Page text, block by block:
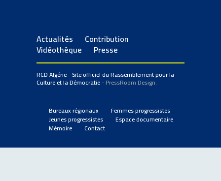
Actualités Contribution
Vidéothèque Presse
RCD Algérie - Site officiel du Rassemblement pour la
Culture et la Démocratie- PressRoom Design.
Bureaux régionaux Femmes progressistes
Jeunes progressistes Espace documentaire
Mémoire Contact